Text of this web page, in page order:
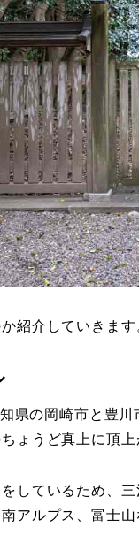
紹介していきます
県の岡崎市と豊
ょうど真上に頂
しているため、
アルプス、富士山